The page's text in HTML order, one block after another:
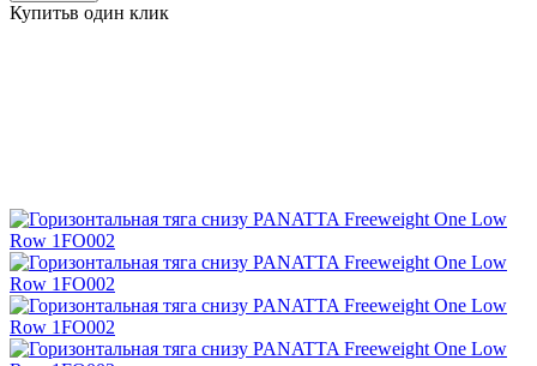
Купитьв один клик